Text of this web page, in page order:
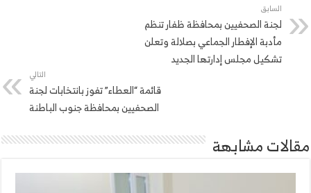
السابق
لجنة الصحفيين بمحافظة ظفار تنظم
مأدبة الإفطار الجماعي بصلالة وتعلن
تشكيل مجلس إدارتها الجديد
التالي
قائمة “العطاء” تفوز بانتخابات لجنة
الصحفيين بمحافظة جنوب الباطنة
مقالات مشابهة